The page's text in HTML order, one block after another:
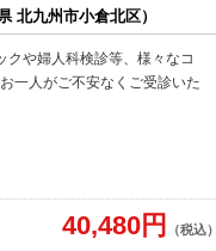
北九州市小倉北区）
クや婦人科検診等、様々なコ
一人がご不安なくご受診いた
40,480円 （税込）